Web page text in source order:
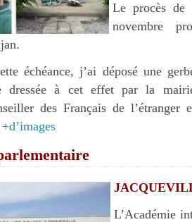
Le procès de
novembre
échéance, j’ai déposé une
dressée à cet effet par la
des Français de l’étranger
+d’images
L’Académie